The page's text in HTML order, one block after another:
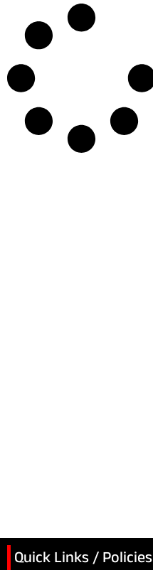
Quick Links / Policies